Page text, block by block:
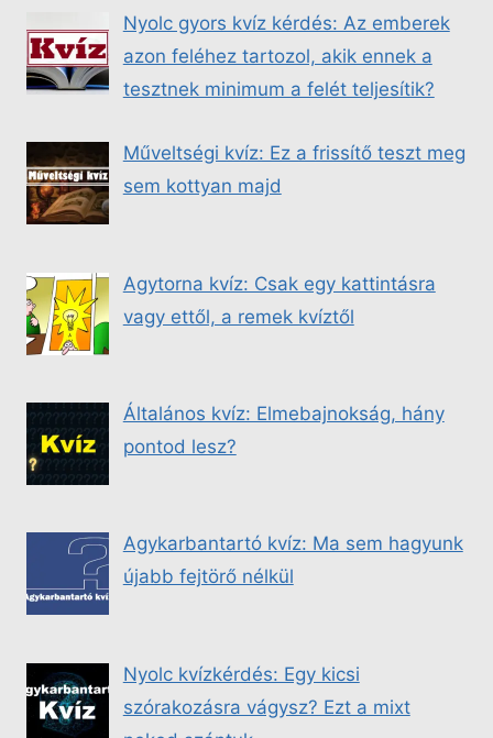
Nyolc gyors kvíz kérdés: Az emberek
azon feléhez tartozol, akik ennek a
tesztnek minimum a felét teljesítik?
Műveltségi kvíz: Ez a frissítő teszt meg
sem kottyan majd
Agytorna kvíz: Csak egy kattintásra
vagy ettől, a remek kvíztől
Általános kvíz: Elmebajnokság, hány
pontod lesz?
Agykarbantartó kvíz: Ma sem hagyunk
újabb fejtörő nélkül
Nyolc kvízkérdés: Egy kicsi
szórakozásra vágysz? Ezt a mixt